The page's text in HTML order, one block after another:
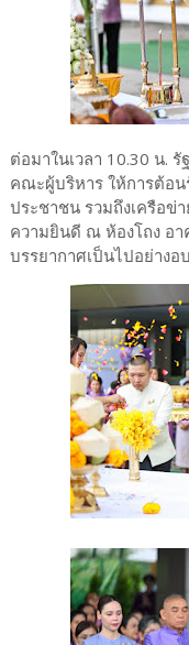
ต่อมาในเวลา 10.30 น.
คณะผู้บริหาร ให้การต้อ
ประชาชน รวมถึงเครือข่
ความยินดี ณ ห้องโถง อ
บรรยากาศเป็นไปอย่างอ